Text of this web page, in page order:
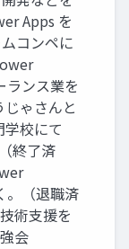
Apps を
コンペに
ンス業を
ゃさんと
校にて
終了済
。（退職済
術支援を
会